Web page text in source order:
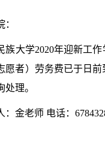
族大学2020年迎新工
愿者）劳务费已于日
处理。
：金老师 电话：